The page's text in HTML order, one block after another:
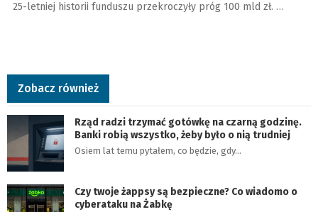
25-letniej historii funduszu przekroczyły próg 100 mld zł. …
Zobacz również
Rząd radzi trzymać gotówkę na czarną godzinę.
Banki robią wszystko, żeby było o nią trudniej
Osiem lat temu pytałem, co będzie, gdy…
Czy twoje żappsy są bezpieczne? Co wiadomo o
cyberataku na Żabkę